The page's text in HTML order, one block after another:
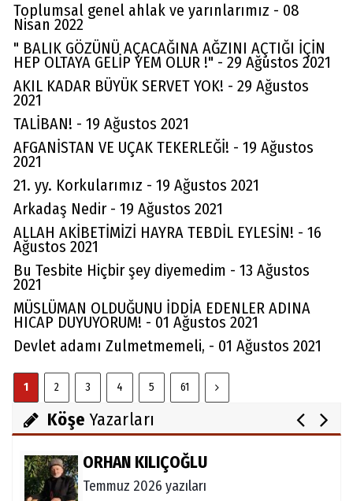
Toplumsal genel ahlak ve yarınlarımız - 08
Nisan 2022
" BALIK GÖZÜNÜ AÇACAĞINA AĞZINI AÇTIĞI İÇİN
HEP OLTAYA GELİP YEM OLUR !" - 29 Ağustos 2021
AKIL KADAR BÜYÜK SERVET YOK! - 29 Ağustos
2021
TALİBAN! - 19 Ağustos 2021
AFGANİSTAN VE UÇAK TEKERLEĞİ! - 19 Ağustos
2021
21. yy. Korkularımız - 19 Ağustos 2021
Arkadaş Nedir - 19 Ağustos 2021
ALLAH AKİBETİMİZİ HAYRA TEBDİL EYLESİN! - 16
Ağustos 2021
Bu Tesbite Hiçbir şey diyemedim - 13 Ağustos
2021
MÜSLÜMAN OLDUĞUNU İDDİA EDENLER ADINA
HICAP DUYUYORUM! - 01 Ağustos 2021
Devlet adamı Zulmetmemeli, - 01 Ağustos 2021
1 2 3 4 5 61
Köşe Yazarları
FARELERİ DİNLEMEYİN!..
Abdullah Gözaydın
ALLAH cc. MUCİZE YARATMAZ.
ORHAN KILIÇOĞLU
Temmuz 2026 yazıları